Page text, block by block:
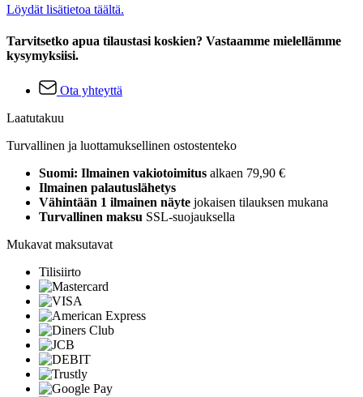
Löydät lisätietoa täältä.
Tarvitsetko apua tilaustasi koskien? Vastaamme mielellämme
kysymyksiisi.
Ota yhteyttä
Laatutakuu
Turvallinen ja luottamuksellinen ostostenteko
Suomi: Ilmainen vakiotoimitus alkaen 79,90 €
Ilmainen palautuslähetys
Vähintään 1 ilmainen näyte jokaisen tilauksen mukana
Turvallinen maksu SSL-suojauksella
Mukavat maksutavat
Tilisiirto